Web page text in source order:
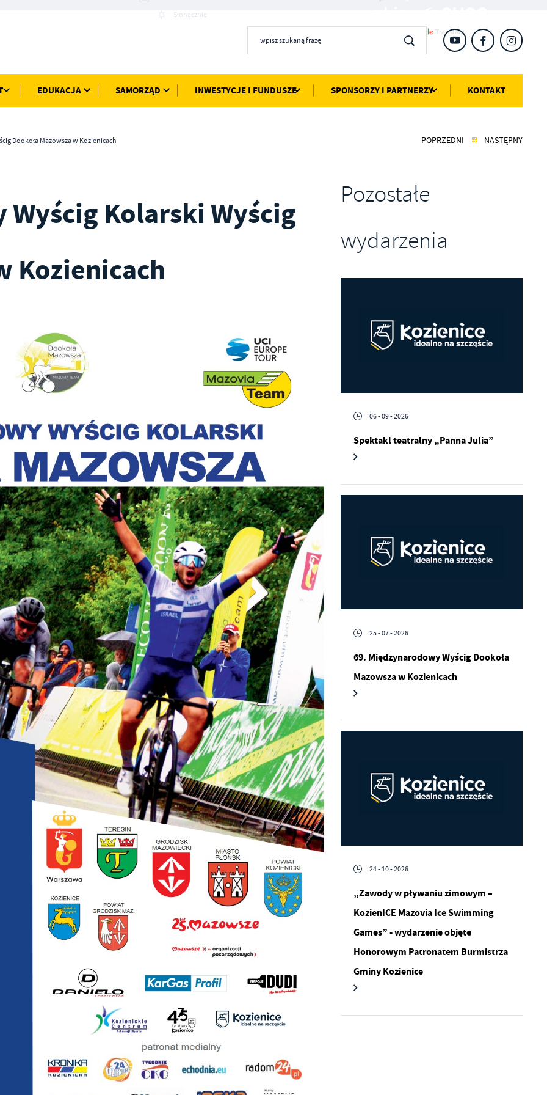
Słonecznie
EDUKACJA SAMORZĄD INWESTYCJE I FUNDUSZE SPONSORZY I PARTNERZY KONTAKT
Dookoła Mazowsza w Kozienicach POPRZEDNI NASTĘPNY
Kolarski Wyścig
Kozienicach
Pozostałe
wydarzenia
06 - 09 - 2026
Spektakl teatralny „Panna Julia”
25 - 07 - 2026
69. Międzynarodowy Wyścig Dookoła
Mazowsza w Kozienicach
24 - 10 - 2026
„Zawody w pływaniu zimowym –
KozienICE Mazovia Ice Swimming
Games” - wydarzenie objęte
Honorowym Patronatem Burmistrza
Gminy Kozienice
Twoją prywatność. Możesz zmienić ustawienia cookies lub zaakceptować je
W dowolnym momencie możesz dokonać zmiany swoich ustawień.
pliki cookies służą do prawidłowego funkcjonowania strony internetowej i
Ci komfortowe korzystanie z oferowanych przez nas usług.
cookies odpowiadają na podejmowane przez Ciebie działania w celu m.in. dostosowania
ustawień preferencji prywatności, logowania czy wypełniania formularzy. Dzięki plikom
strona, z której korzystasz, może działać bez zakłóceń.
POLITYKĄ PRYWATNOŚCI I PLIKÓW COOKIES
typu pliki cookies umożliwiają stronie internetowej zapamiętanie wprowadzonych przez
ustawień oraz personalizację określonych funkcjonalności czy prezentowanych treści.
tym plikom cookies możemy zapewnić Ci większy komfort korzystania z funkcjonalności
strony poprzez dopasowanie jej do Twoich indywidualnych preferencji. Wyrażenie
pliki cookies pomagają nam rozwijać się i dostosowywać do Twoich potrzeb.
analityczne pozwalają na uzyskanie informacji w zakresie wykorzystywania witryny
ZAPISZ WYBRANE
ZEZWÓL NA WSZYSTKIE